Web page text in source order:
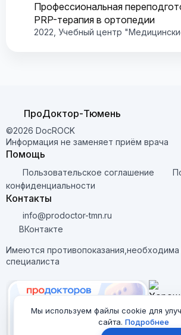
Профессиональная
PRP-терапия в ортопедии
2022, Учебный центр
ПроДоктор-Тюмень
©2026 DocROCK
Информация не заменяет приём врача
Помощь
Пользовательское соглашение
конфиденциальности
Контакты
info@prodoctor-tmn.ru
ВКонтакте
Имеются противопоказания,необходима
специалиста
Мы используем файлы cookie для
сайта. Подробнее